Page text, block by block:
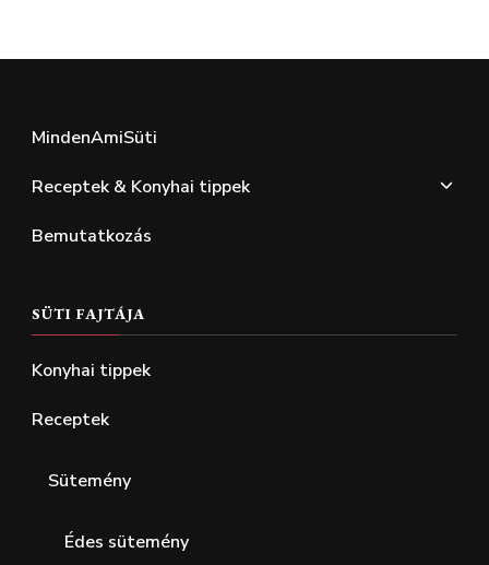
MindenAmiSüti
Receptek & Konyhai tippek
Bemutatkozás
SÜTI FAJTÁJA
Konyhai tippek
Receptek
Sütemény
Édes sütemény